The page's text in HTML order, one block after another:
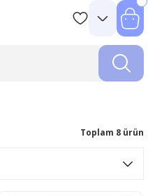
Toplam 8 ürün